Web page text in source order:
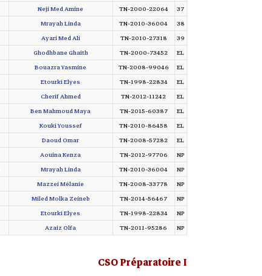
37
TN-2000-22064
Neji Med Amine
38
TN-2010-36004
Mrayah Linda
39
TN-2010-27318
Ayari Med Ali
EL
TN-2000-73452
Ghodhbane Ghaith
EL
TN-2008-99046
Bouazra Yasmine
EL
TN-1998-22834
Etourki Elyes
EL
TN-2012-11242
Cherif Ahmed
EL
TN-2015-60387
Ben Mahmoud Maya
EL
TN-2010-86458
Kouki Youssef
EL
TN-2008-57282
Daoud Omar
NP
TN-2012-97706
Aouina Kenza
NP
TN-2010-36004
Mrayah Linda
NP
TN-2008-33778
Mazzei Mélanie
NP
TN-2014-56467
Miled Molka Zeineb
NP
TN-1998-22834
Etourki Elyes
NP
TN-2011-95286
Azaiz Olfa
CSO Préparatoire I